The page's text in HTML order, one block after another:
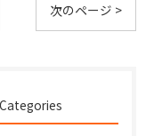
次のページ >
Categories